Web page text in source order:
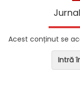
Acest conținut se
Intră